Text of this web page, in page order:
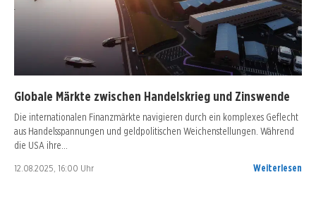
Globale Märkte zwischen Handelskrieg und Zinswende
Die internationalen Finanzmärkte navigieren durch ein komplexes Geflecht
aus Handelsspannungen und geldpolitischen Weichenstellungen. Während
die USA ihre…
12.08.2025, 16:00 Uhr Weiterlesen